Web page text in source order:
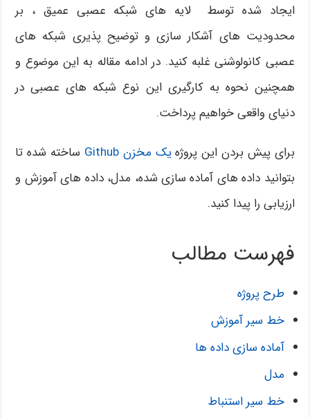
ایجاد شده توسط لایه های شبکه عصبی عمیق ، بر
محدودیت های آشکار سازی و توضیح پذیری شبکه های
عصبی کانولوشنی غلبه کنید. در ادامه مقاله به این موضوع و
همچنین نحوه به کارگیری این نوع شبکه های عصبی در
دنیای واقعی خواهیم پرداخت.
برای پیش بردن این پروژهیک مخزن Github
ساخته شده تا
بتوانید داده های آماده سازی شده، مدل، داده های آموزش و
ارزیابی را پیدا کنید.
فهرست مطالب
طرح پروژه
خط سیر آموزش
آماده سازی داده ها
مدل
خط سیر استنباط